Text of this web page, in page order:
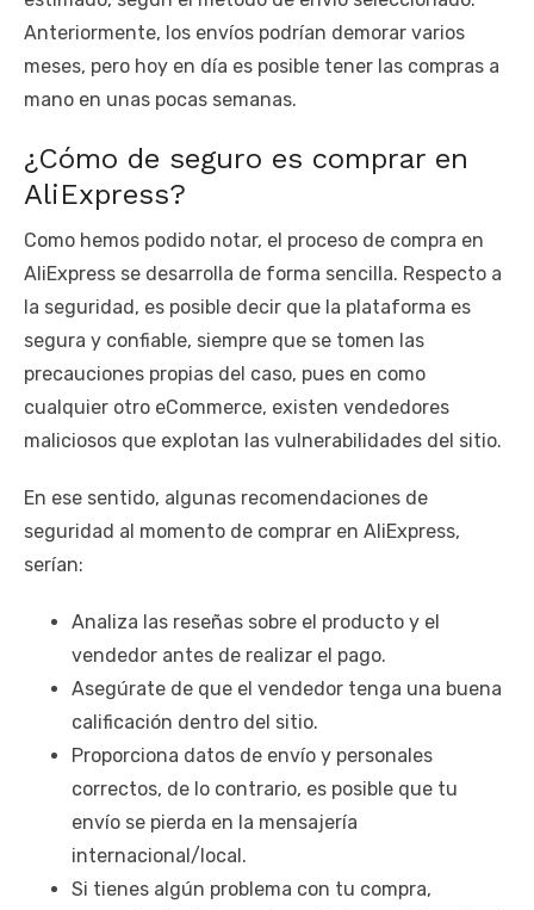
Anteriormente, los envíos podrían demorar varios
meses, pero hoy en día es posible tener las compras a
mano en unas pocas semanas.
¿Cómo de seguro es comprar en
AliExpress?
Como hemos podido notar, el proceso de compra en
AliExpress se desarrolla de forma sencilla. Respecto a
la seguridad, es posible decir que la plataforma es
segura y confiable, siempre que se tomen las
precauciones propias del caso, pues en como
cualquier otro eCommerce, existen vendedores
maliciosos que explotan las vulnerabilidades del sitio.
En ese sentido, algunas recomendaciones de
seguridad al momento de comprar en AliExpress,
serían:
Analiza las reseñas sobre el producto y el
vendedor antes de realizar el pago.
Asegúrate de que el vendedor tenga una buena
calificación dentro del sitio.
Proporciona datos de envío y personales
correctos, de lo contrario, es posible que tu
envío se pierda en la mensajería
internacional/local.
Si tienes algún problema con tu compra,